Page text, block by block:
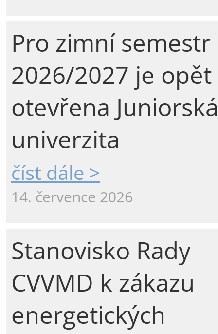
Pro zimní semestr
2026/2027 je opět
otevřena Juniorská
univerzita
číst dále >
14. července 2026
Stanovisko Rady
CVVMD k zákazu
energetických